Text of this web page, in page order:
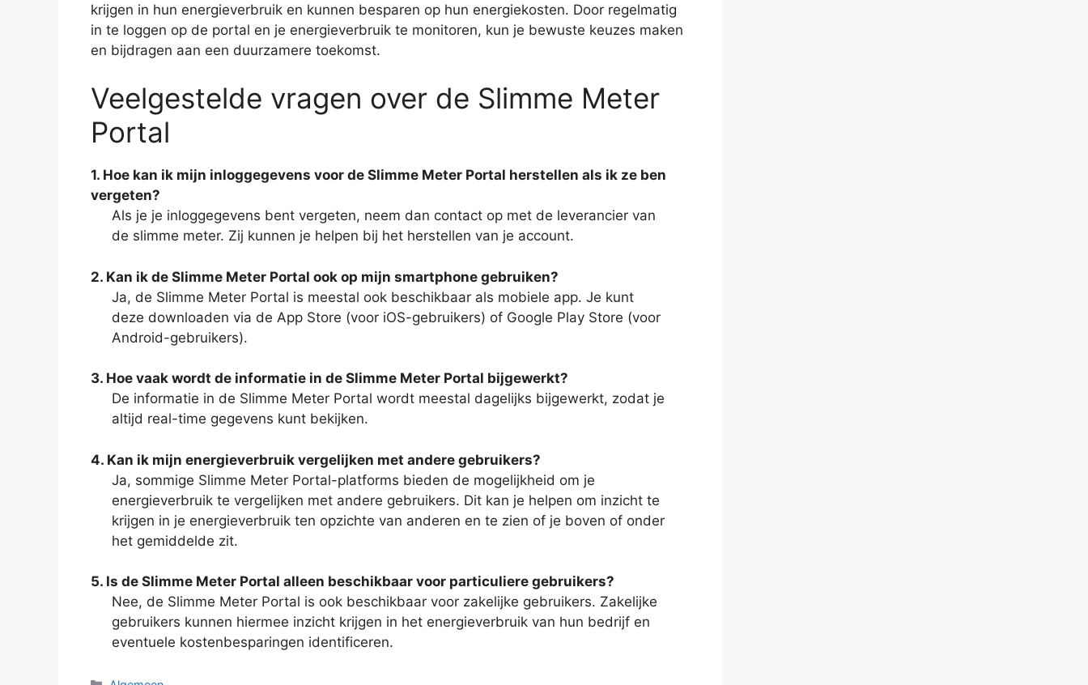
krijgen in hun energieverbruik en kunnen besparen op hun energiekosten. Door regelmatig
in te loggen op de portal en je energieverbruik te monitoren, kun je bewuste keuzes maken
en bijdragen aan een duurzamere toekomst.
Veelgestelde vragen over de Slimme Meter
Portal
1. Hoe kan ik mijn inloggegevens voor de Slimme Meter Portal herstellen als ik ze ben
vergeten?
Als je je inloggegevens bent vergeten, neem dan contact op met de leverancier van
de slimme meter. Zij kunnen je helpen bij het herstellen van je account.
2. Kan ik de Slimme Meter Portal ook op mijn smartphone gebruiken?
Ja, de Slimme Meter Portal is meestal ook beschikbaar als mobiele app. Je kunt
deze downloaden via de App Store (voor iOS-gebruikers) of Google Play Store (voor
Android-gebruikers).
3. Hoe vaak wordt de informatie in de Slimme Meter Portal bijgewerkt?
De informatie in de Slimme Meter Portal wordt meestal dagelijks bijgewerkt, zodat je
altijd real-time gegevens kunt bekijken.
4. Kan ik mijn energieverbruik vergelijken met andere gebruikers?
Ja, sommige Slimme Meter Portal-platforms bieden de mogelijkheid om je
energieverbruik te vergelijken met andere gebruikers. Dit kan je helpen om inzicht te
krijgen in je energieverbruik ten opzichte van anderen en te zien of je boven of onder
het gemiddelde zit.
5. Is de Slimme Meter Portal alleen beschikbaar voor particuliere gebruikers?
Nee, de Slimme Meter Portal is ook beschikbaar voor zakelijke gebruikers. Zakelijke
gebruikers kunnen hiermee inzicht krijgen in het energieverbruik van hun bedrijf en
eventuele kostenbesparingen identificeren.